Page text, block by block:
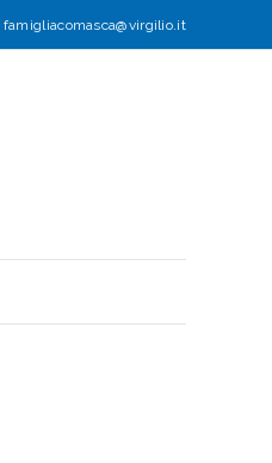
famigliacomasca@virgilio.it